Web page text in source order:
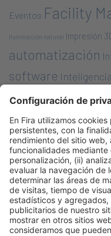
Eventos Facility
Iluminación natural Impresión
automatización
software
Bauhaus Europea Nuevas
Opinión planificación
Nombramientos
construcción
bienestar
Startups
saludableVivienda